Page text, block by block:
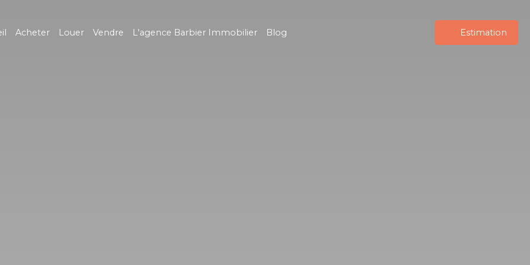
Acheter Louer Vendre L'agence Barbier Immobilier Blog Estimation